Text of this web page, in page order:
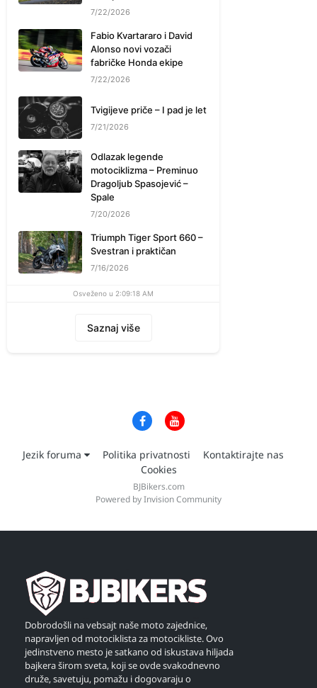
7/22/2026
Fabio Kvartararo i David
Alonso novi vozači
fabričke Honda ekipe
7/22/2026
Tvigijeve priče – I pad je let
7/21/2026
Odlazak legende
motociklizma – Preminuo
Dragoljub Spasojević –
Spale
7/20/2026
Triumph Tiger Sport 660 –
Svestran i praktičan
7/16/2026
Osveženo u 2:09:18 AM
Saznaj više
Jezik foruma Politika privatnosti
Kontaktirajte nas
Cookies
BJBikers.com
Powered by Invision Community
Dobrodošli na vebsajt naše moto zajednice,
napravljen od motociklista za motocikliste. Ovo
jedinstveno mesto je satkano od iskustava hiljada
bajkera širom sveta, koji se ovde svakodnevno
druže, savetuju, pomažu i dogovaraju o